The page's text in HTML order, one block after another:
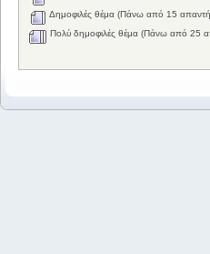
Δημοφιλές θέμα (Πάνω από 15
Πολύ δημοφιλές θέμα (Πάνω από 25